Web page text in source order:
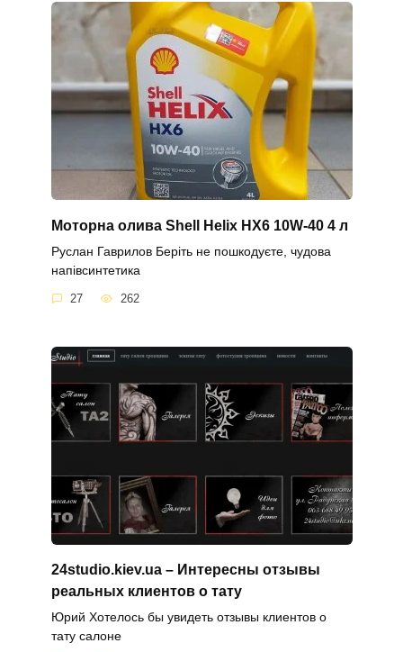
Моторна олива Shell Helix HX6 10W-40 4 л
Руслан Гаврилов Беріть не пошкодуєте, чудова
напівсинтетика
27 262
24studio.kiev.ua – Интересны отзывы
реальных клиентов о тату
Юрий Хотелось бы увидеть отзывы клиентов о
тату салоне